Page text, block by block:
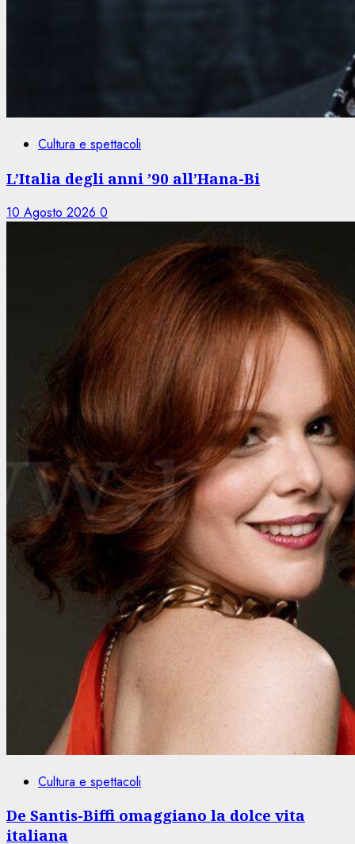
Cultura e spettacoli
L’Italia degli anni ’90 all’Hana-Bi
10 Agosto 2026 0
Cultura e spettacoli
De Santis-Biffi omaggiano la dolce vita
italiana